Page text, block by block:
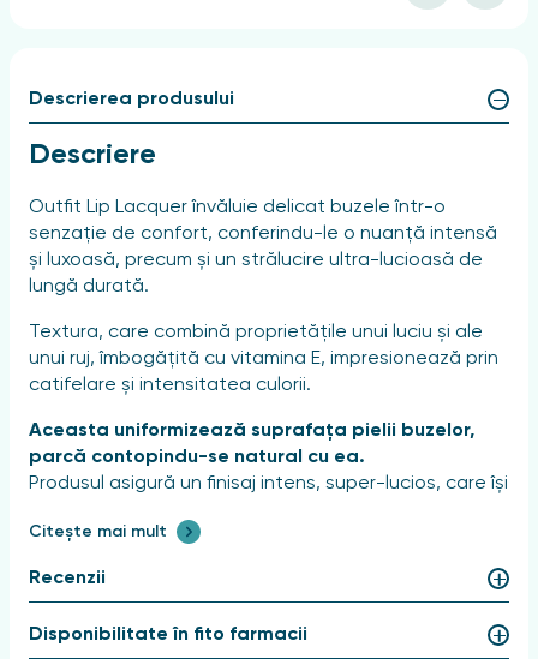
Descrierea produsului
Descriere
Outfit Lip Lacquer învăluie delicat buzele într-o
senzație de confort, conferindu-le o nuanță intensă
și luxoasă, precum și un strălucire ultra-lucioasă de
lungă durată.
Textura, care combină proprietățile unui luciu și ale
unui ruj, îmbogățită cu vitamina E, impresionează prin
catifelare și intensitatea culorii.
Aceasta uniformizează suprafața pielii buzelor,
parcă contopindu-se natural cu ea.
Produsul asigură un finisaj intens, super-lucios, care își
întinde și nu lasă senzația de lipicios. Paleta de
orice ținută, subliniind rafinamentul și grația
Citește mai mult
Recenzii
Disponibilitate în fito farmacii